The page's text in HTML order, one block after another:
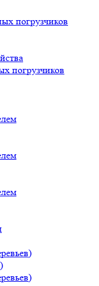
погрузчиков
погрузчиков